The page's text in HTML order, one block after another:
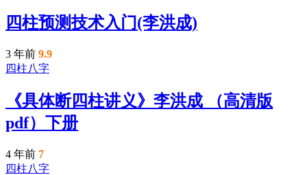
四柱预测技术入门(李洪成)
3 年前 9.9
四柱八字
《具体断四柱讲义》李洪成 （高清版
pdf）下册
4 年前 7
四柱八字